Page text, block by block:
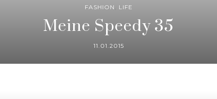
FASHION LIFE
Meine Speedy 35
11.01.2015